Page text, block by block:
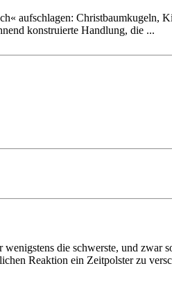
auf­schlagen: Christ­baum­kugeln,
konstru­ierte Handlung, die ...
die schwerste, und
Reaktion ein Zeit­polster zu